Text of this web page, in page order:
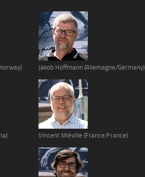
Jakob Hoffmann (Allemagne/Germany)
Vincent Miéville (France/France)